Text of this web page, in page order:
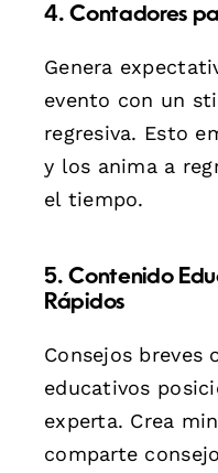
4. Contadores
Genera
evento con un
regresiva. Esto
y los anima a
el tiempo.
5. Contenido
Rápidos
Consejos breves
educativos
experta. Crea
comparte